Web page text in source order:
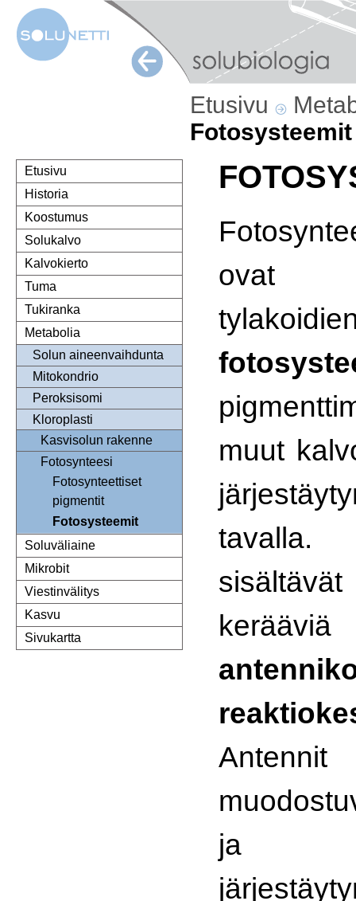
Etusivu
Fotosysteemit
Etusivu
Historia
Koostumus
Solukalvo
Kalvokierto
Tuma
Tukiranka
Metabolia
Solun aineenvaihdunta
Mitokondrio
Peroksisomi
Kloroplasti
Kasvisolun rakenne
Fotosynteesi
Fotosynteettiset
pigmentit
Fotosysteemit
Soluväliaine
Mikrobit
Viestinvälitys
Kasvu
Sivukartta
ovat
muut
tavalla.
kerääviä
Antennit
ja